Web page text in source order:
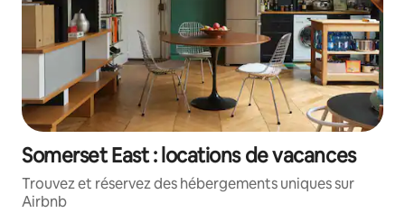
Somerset East : locations de vacances
Trouvez et réservez des hébergements uniques sur
Airbnb